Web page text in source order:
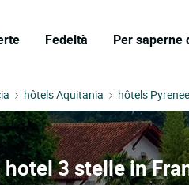
Fedeltà Per saperne
hôtels Aquitania hôtels
3 stelle in